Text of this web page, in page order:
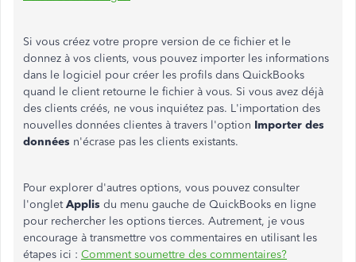
Si vous créez votre propre version de ce fichier et le
donnez à vos clients, vous pouvez importer les informations
dans le logiciel pour créer les profils dans QuickBooks
quand le client retourne le fichier à vous. Si vous avez déjà
des clients créés, ne vous inquiétez pas. L'importation des
nouvelles données clientes à travers l'option Importer des
données n'écrase pas les clients existants.
Pour explorer d'autres options, vous pouvez consulter
l'ongletApplis du menu gauche de QuickBooks en ligne
pour rechercher les options tierces. Autrement, je vous
encourage à transmettre vos commentaires en utilisant les
étapes ici : Comment soumettre des commentaires?